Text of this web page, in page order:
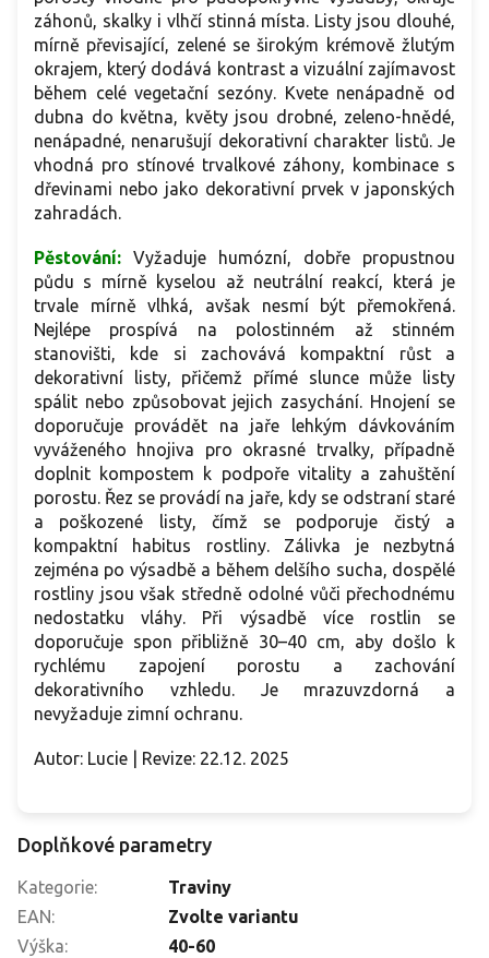
záhonů, skalky i vlhčí stinná místa. Listy jsou dlouhé,
mírně převisající, zelené se širokým krémově žlutým
okrajem, který dodává kontrast a vizuální zajímavost
během celé vegetační sezóny. Kvete nenápadně od
dubna do května, květy jsou drobné, zeleno-hnědé,
nenápadné, nenarušují dekorativní charakter listů. Je
vhodná pro stínové trvalkové záhony, kombinace s
dřevinami nebo jako dekorativní prvek v japonských
zahradách.
Pěstování:
Vyžaduje humózní, dobře propustnou
půdu s mírně kyselou až neutrální reakcí, která je
trvale mírně vlhká, avšak nesmí být přemokřená.
Nejlépe prospívá na polostinném až stinném
stanovišti, kde si zachovává kompaktní růst a
dekorativní listy, přičemž přímé slunce může listy
spálit nebo způsobovat jejich zasychání. Hnojení se
doporučuje provádět na jaře lehkým dávkováním
vyváženého hnojiva pro okrasné trvalky, případně
doplnit kompostem k podpoře vitality a zahuštění
porostu. Řez se provádí na jaře, kdy se odstraní staré
a poškozené listy, čímž se podporuje čistý a
kompaktní habitus rostliny. Zálivka je nezbytná
zejména po výsadbě a během delšího sucha, dospělé
rostliny jsou však středně odolné vůči přechodnému
nedostatku vláhy. Při výsadbě více rostlin se
doporučuje spon přibližně 30–40 cm, aby došlo k
rychlému zapojení porostu a zachování
dekorativního vzhledu. Je mrazuvzdorná a
nevyžaduje zimní ochranu.
Autor: Lucie | Revize: 22.12. 2025
Doplňkové parametry
Kategorie:
Traviny
EAN:
Zvolte variantu
Výška:
40-60